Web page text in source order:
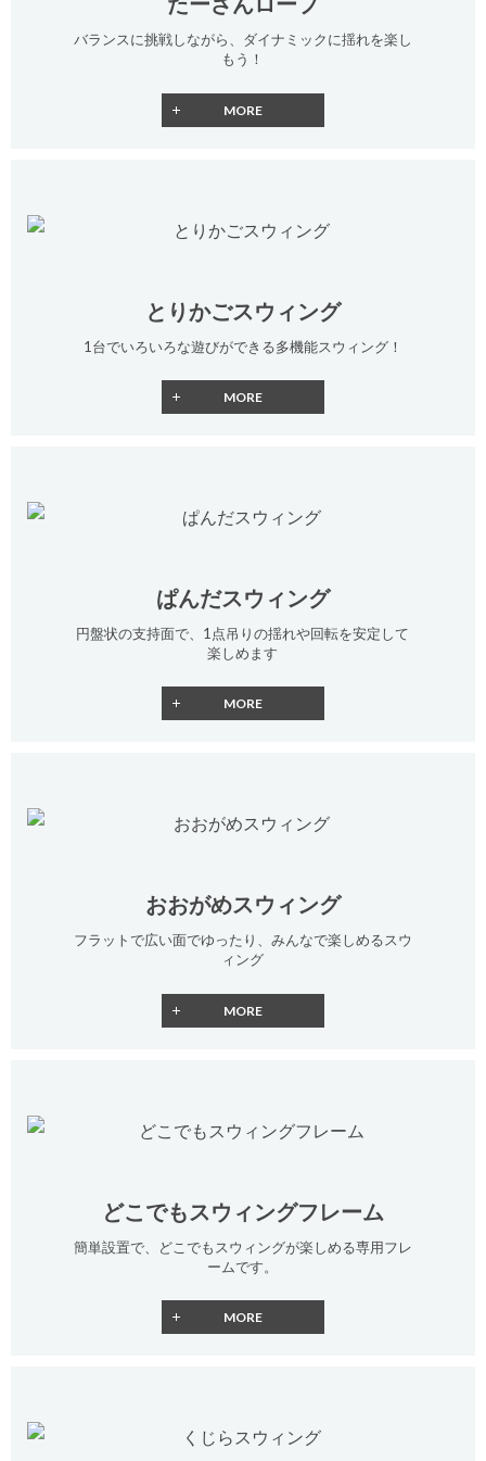
バランスに挑戦しながら、ダイナミックに揺れを楽し
もう！
とりかごスウィング
1台でいろいろな遊びができる多機能スウィング！
ぱんだスウィング
円盤状の支持面で、1点吊りの揺れや回転を安定して
楽しめます
おおがめスウィング
フラットで広い面でゆったり、みんなで楽しめるスウ
ィング
どこでもスウィングフレーム
簡単設置で、どこでもスウィングが楽しめる専用フレ
ームです。